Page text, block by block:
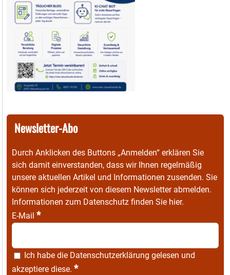
Newsletter-Abo
Durch Anklicken des Buttons „Anmelden“ erklären Sie
sich damit einverstanden, dass wir Ihnen regelmäßig
unsere aktuellen Artikel und Informationen zusenden. Sie
können sich jederzeit von diesem Newsletter abmelden.
Informationen zum Datenschutz finden Sie hier.
E-Mail *
Ich habe die Datenschutzerklärung gelesen und
akzeptiere diese. *